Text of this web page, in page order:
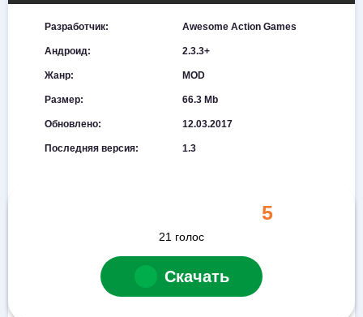
Разработчик: Awesome Action Games
Андроид: 2.3.3+
Жанр: MOD
Размер: 66.3 Mb
Обновлено: 12.03.2017
Последняя версия: 1.3
5
21 голос
Скачать